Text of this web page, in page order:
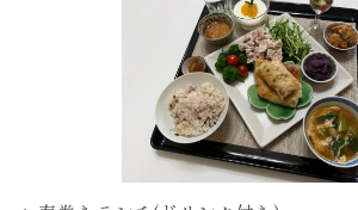
お問い合わせはこちら